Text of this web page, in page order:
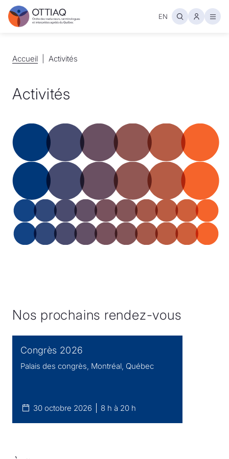
EN
Accueil
Accueil Activités
Activités
Nos prochains rendez-vous
Congrès 2026
Palais des congrès, Montréal, Québec
30 octobre 2026 8 h à 20 h